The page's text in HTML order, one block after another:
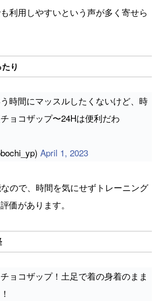
利用しやすいという声が多く寄せら
り
時間にマッスルしたくないけど、時
ョコザップ〜24Hは便利だわ
April 1, 2023
ので、時間を気にせずトレーニング
価があります。
ョコザップ！土足で着の身着のまま